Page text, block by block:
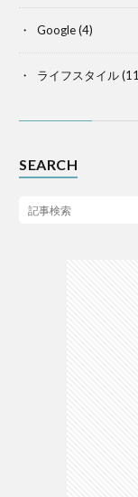
Google(4)
ライフスタイル
SEARCH